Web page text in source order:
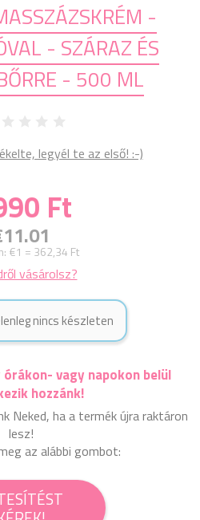
-
- SZÁRAZ ÉS
- 500 ML
legyél te az első! :-)
Ft
€1 = 362,34 Ft
vásárolsz?
nincs készleten
vagy napokon belül
hozzánk!
Neked, ha a termék újra raktáron
lesz!
az alábbi gombot: